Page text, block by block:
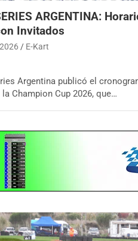
ARGENTINA:
Invitados
E-Kart
Argentina publicó el
Champion Cup 2026, que…